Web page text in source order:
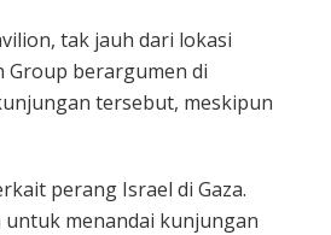
tak jauh dari lokasi
Group berargumen di
tersebut, meskipun
perang Israel di Gaza.
menandai kunjungan